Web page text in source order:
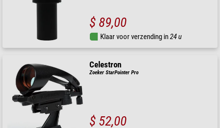
$ 89,00
Klaar voor verzending in24 u
Celestron
Zoeker StarPointer Pro
$ 52,00